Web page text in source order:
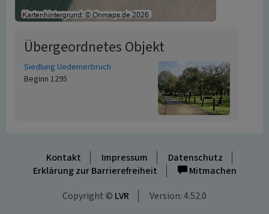
Übergeordnetes Objekt
Siedlung Uedemerbruch
Beginn 1295
Kontakt Impressum
Datenschutz
Erklärung zur Barrierefreiheit
Mitmachen
Copyright © LVR Version: 4.52.0